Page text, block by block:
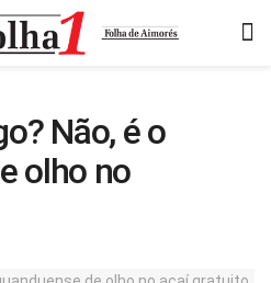
Não, é o
olho no